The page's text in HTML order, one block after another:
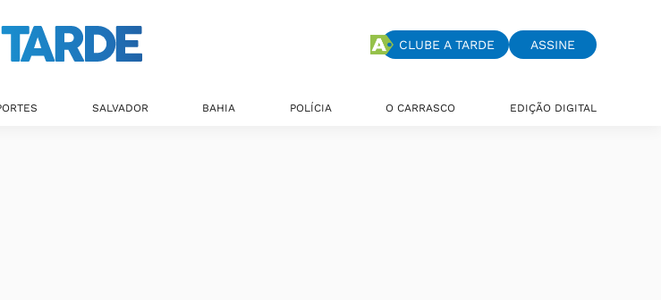
CLUBE A TARDE ASSINE
SALVADOR BAHIA POLÍCIA O CARRASCO EDIÇÃO DIGITAL